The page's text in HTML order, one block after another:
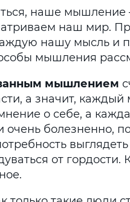
наше мышление
наш мир.
нашу мысль и
мышления
мышлением
а значит, каждый
о себе, а
очень болезненно,
от гордости.